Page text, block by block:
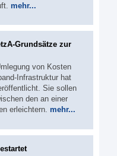
mehr...
Grundsätze zur
von Kosten
Infrastruktur hat
Sie sollen
den an einer
erleichtern. mehr...